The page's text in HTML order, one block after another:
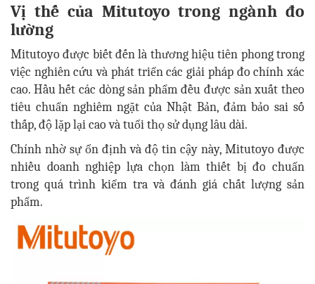
Vị thế của Mitutoyo trong ngành đo
lường
Mitutoyo được biết đến là thương hiệu tiên phong trong
việc nghiên cứu và phát triển các giải pháp đo chính xác
cao. Hầu hết các dòng sản phẩm đều được sản xuất theo
tiêu chuẩn nghiêm ngặt của Nhật Bản, đảm bảo sai số
thấp, độ lặp lại cao và tuổi thọ sử dụng lâu dài.
Chính nhờ sự ổn định và độ tin cậy này, Mitutoyo được
nhiều doanh nghiệp lựa chọn làm thiết bị đo chuẩn
trong quá trình kiểm tra và đánh giá chất lượng sản
phẩm.